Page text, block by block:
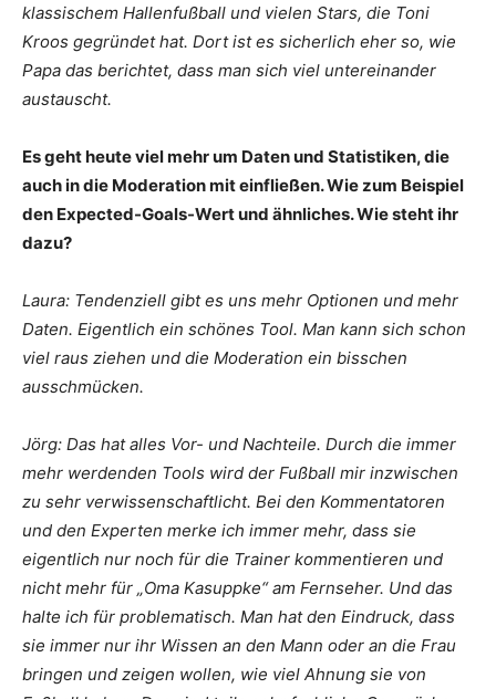
klassischem Hallenfußball und vielen Stars, die Toni
Kroos gegründet hat. Dort ist es sicherlich eher so, wie
Papa das berichtet, dass man sich viel untereinander
austauscht.
Es geht heute viel mehr um Daten und Statistiken, die
auch in die Moderation mit einfließen. Wie zum Beispiel
den Expected-Goals-Wert und ähnliches. Wie steht ihr
dazu?
Laura: Tendenziell gibt es uns mehr Optionen und mehr
Daten. Eigentlich ein schönes Tool. Man kann sich schon
viel raus ziehen und die Moderation ein bisschen
ausschmücken.
Jörg: Das hat alles Vor- und Nachteile. Durch die immer
mehr werdenden Tools wird der Fußball mir inzwischen
zu sehr verwissenschaftlicht. Bei den Kommentatoren
und den Experten merke ich immer mehr, dass sie
eigentlich nur noch für die Trainer kommentieren und
nicht mehr für „Oma Kasuppke“ am Fernseher. Und das
halte ich für problematisch. Man hat den Eindruck, dass
sie immer nur ihr Wissen an den Mann oder an die Frau
bringen und zeigen wollen, wie viel Ahnung sie von